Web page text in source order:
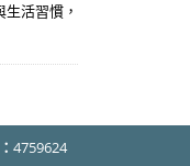
活習慣，
4759624